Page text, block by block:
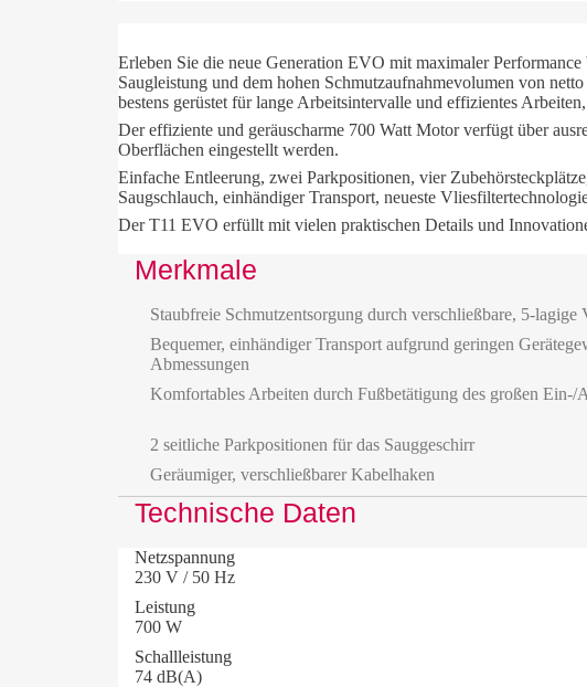
Erleben Sie die neue Generation EVO mit maximaler
Saugleistung und dem hohen Schmutzaufnahmevolumen von
bestens gerüstet für lange Arbeitsintervalle und effizientes
Der effiziente und geräuscharme 700 Watt Motor verfügt über
Oberflächen eingestellt werden.
Einfache Entleerung, zwei Parkpositionen, vier
Saugschlauch, einhändiger Transport, neueste
Der T11 EVO erfüllt mit vielen praktischen Details und
Merkmale
Staubfreie Schmutzentsorgung durch verschließbare, 5-lagige
Bequemer, einhändiger Transport aufgrund geringen
Abmessungen
Komfortables Arbeiten durch Fußbetätigung des großen Ein-/
2 seitliche Parkpositionen für das Sauggeschirr
Geräumiger, verschließbarer Kabelhaken
Technische Daten
Netzspannung
230 V / 50 Hz
Leistung
700 W
Schallleistung
74 dB(A)